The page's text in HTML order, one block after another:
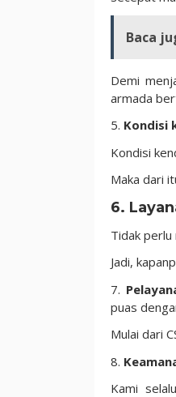
Baca
Demi
armada
5. Kondisi
Kondisi
Maka dari
6.
Tidak
Jadi,
7.
puas
Mulai dari
8.
Kami